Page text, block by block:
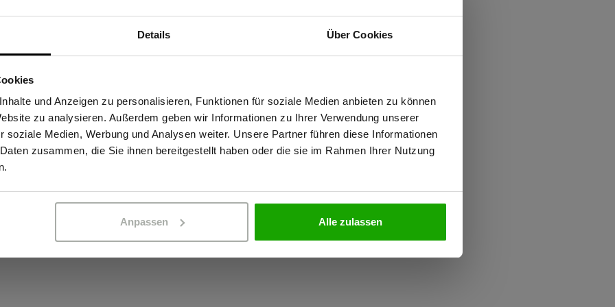
Details Über Cookies
und Anzeigen zu personalisieren, Funktionen für soziale Medien anbieten zu können
zu analysieren. Außerdem geben wir Informationen zu Ihrer Verwendung unserer
soziale Medien, Werbung und Analysen weiter. Unsere Partner führen diese Informationen
zusammen, die Sie ihnen bereitgestellt haben oder die sie im Rahmen Ihrer Nutzung
Anpassen Alle zulassen
Jacke hält den
sorgt für Abrieb- und
wurde speziell für den
der Baustelle entwickelt. Mit
Schutz selbst bei
20.000 g/m²/24h bleibt
trocken, ohne ins
Logoplatzierung.
OEKO-TEX® zertifiziert
Atmungsaktiv: 20.000 g/m²/24h
Winddicht
Kein Einsatz von PFAS
Sind Sie Gewerbetreibender?
dass ich Gewerbetreibender bin. Alle Preise werden netto ausgewiesen.
PRIVATPERSON